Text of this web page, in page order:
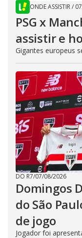
ONDE ASSISTIR/
PSG x
assistir e
Gigantes europeus
DO R7/07/08/2026
Domingos
do São
de jogo
Jogador foi